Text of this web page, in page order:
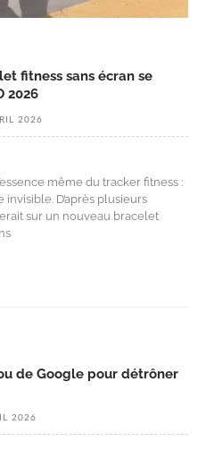
fitness sans écran se
2026
2026
même du tracker fitness :
D’après plusieurs
sur un nouveau bracelet
de Google pour détrôner
2026